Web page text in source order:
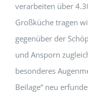
verarbeiten über
Großküche tragen
gegenüber der
und Ansporn
besonderes
Beilage“ neu